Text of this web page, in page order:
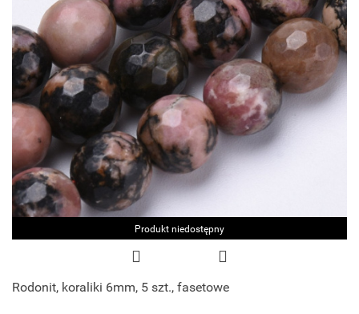
Produkt niedostępny
Rodonit, koraliki 6mm, 5 szt., fasetowe